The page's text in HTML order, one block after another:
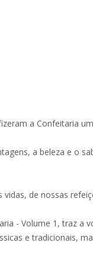
a Confeitaria
a beleza e o
vidas, de nossas
- Volume 1, traz a
e tradicionais,